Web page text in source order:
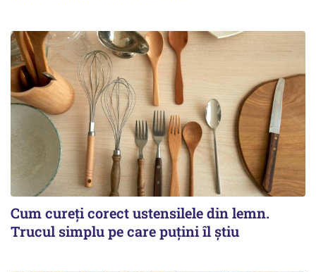
Cum cureți corect ustensilele din lemn.
Trucul simplu pe care puțini îl știu